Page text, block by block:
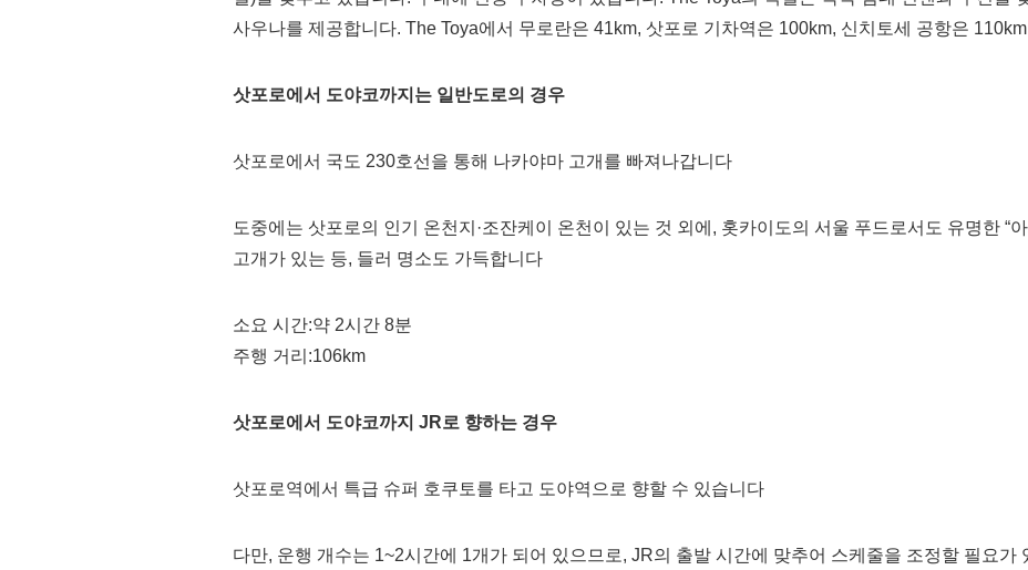
사우나를 제공합니다. The Toya에서 무로란은 41km, 삿포로 기차역은 100km, 신치토세 공항은
삿포로에서 도야코까지는 일반도로의 경우
삿포로에서 국도 230호선을 통해 나카야마 고개를 빠져나갑니다
도중에는 삿포로의 인기 온천지·조잔케이 온천이 있는 것 외에, 홋카이도의 서울 푸드로서도 유명한 “
고개가 있는 등, 들러 명소도 가득합니다
소요 시간:약 2시간 8분
주행 거리:106km
삿포로에서 도야코까지 JR로 향하는 경우
삿포로역에서 특급 슈퍼 호쿠토를 타고 도야역으로 향할 수 있습니다
다만, 운행 개수는 1~2시간에 1개가 되어 있으므로, JR의 출발 시간에 맞추어 스케줄을 조정할 필요가